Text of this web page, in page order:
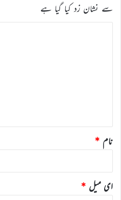
سے نشان زد کیا گیا ہے
نام *
ای میل *